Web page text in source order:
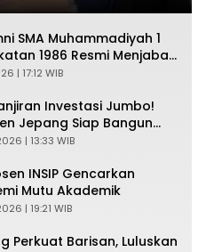
SMA Muhammadiyah 1
1986 Resmi Menjabat
Pesan Ketua Asmam 86
| 17:12 WIB
Investasi Jumbo!
Jepang Siap Bangun
Ribuan Tenaga Kerja
| 13:33 WIB
INSIP Gencarkan
Mutu Akademik
| 19:21 WIB
Perkuat Barisan, Luluskan